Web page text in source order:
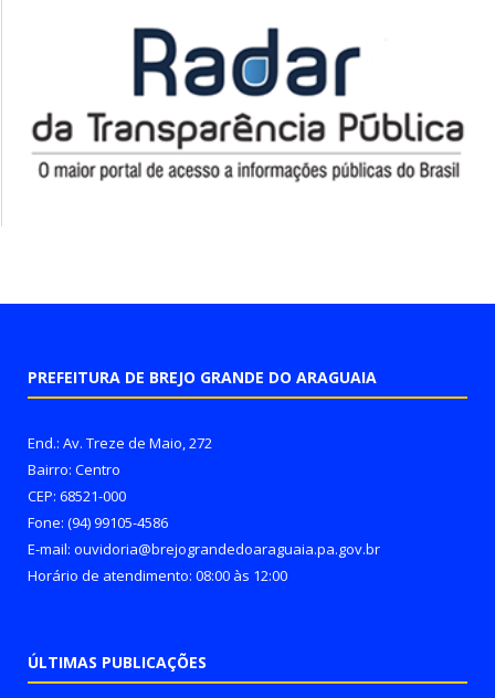
PREFEITURA DE BREJO GRANDE DO ARAGUAIA
End.: Av. Treze de Maio, 272
Bairro: Centro
CEP: 68521-000
Fone: (94) 99105-4586
E-mail: ouvidoria@brejograndedoaraguaia.pa.gov.br
Horário de atendimento: 08:00 às 12:00
ÚLTIMAS PUBLICAÇÕES